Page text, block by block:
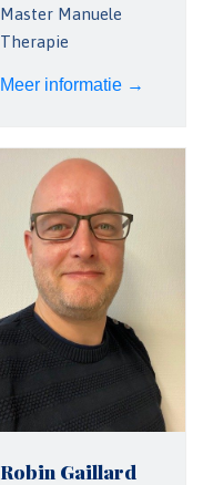
Master Manuele
Therapie
Meer informatie →
Robin Gaillard